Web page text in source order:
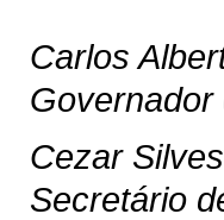
Carlos
Governador
Cezar
Secretário